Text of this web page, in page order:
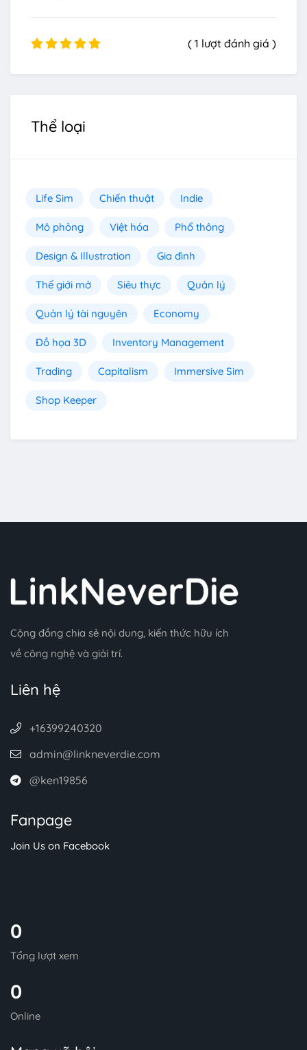
( 1 lượt đánh giá )
Thể loại
Life Sim Chiến thuật Indie
Mô phỏng Việt hóa Phổ thông
Design & Illustration Gia đình
Thế giới mở Siêu thực Quản lý
Quản lý tài nguyên Economy
Đồ họa 3D Inventory Management
Trading Capitalism Immersive Sim
Shop Keeper
Cộng đồng chia sẻ nội dung, kiến thức hữu ích
về công nghệ và giải trí.
Liên hệ
+16399240320
admin@linkneverdie.com
@ken19856
Fanpage
Join Us on Facebook
0
Tổng lượt xem
0
Online